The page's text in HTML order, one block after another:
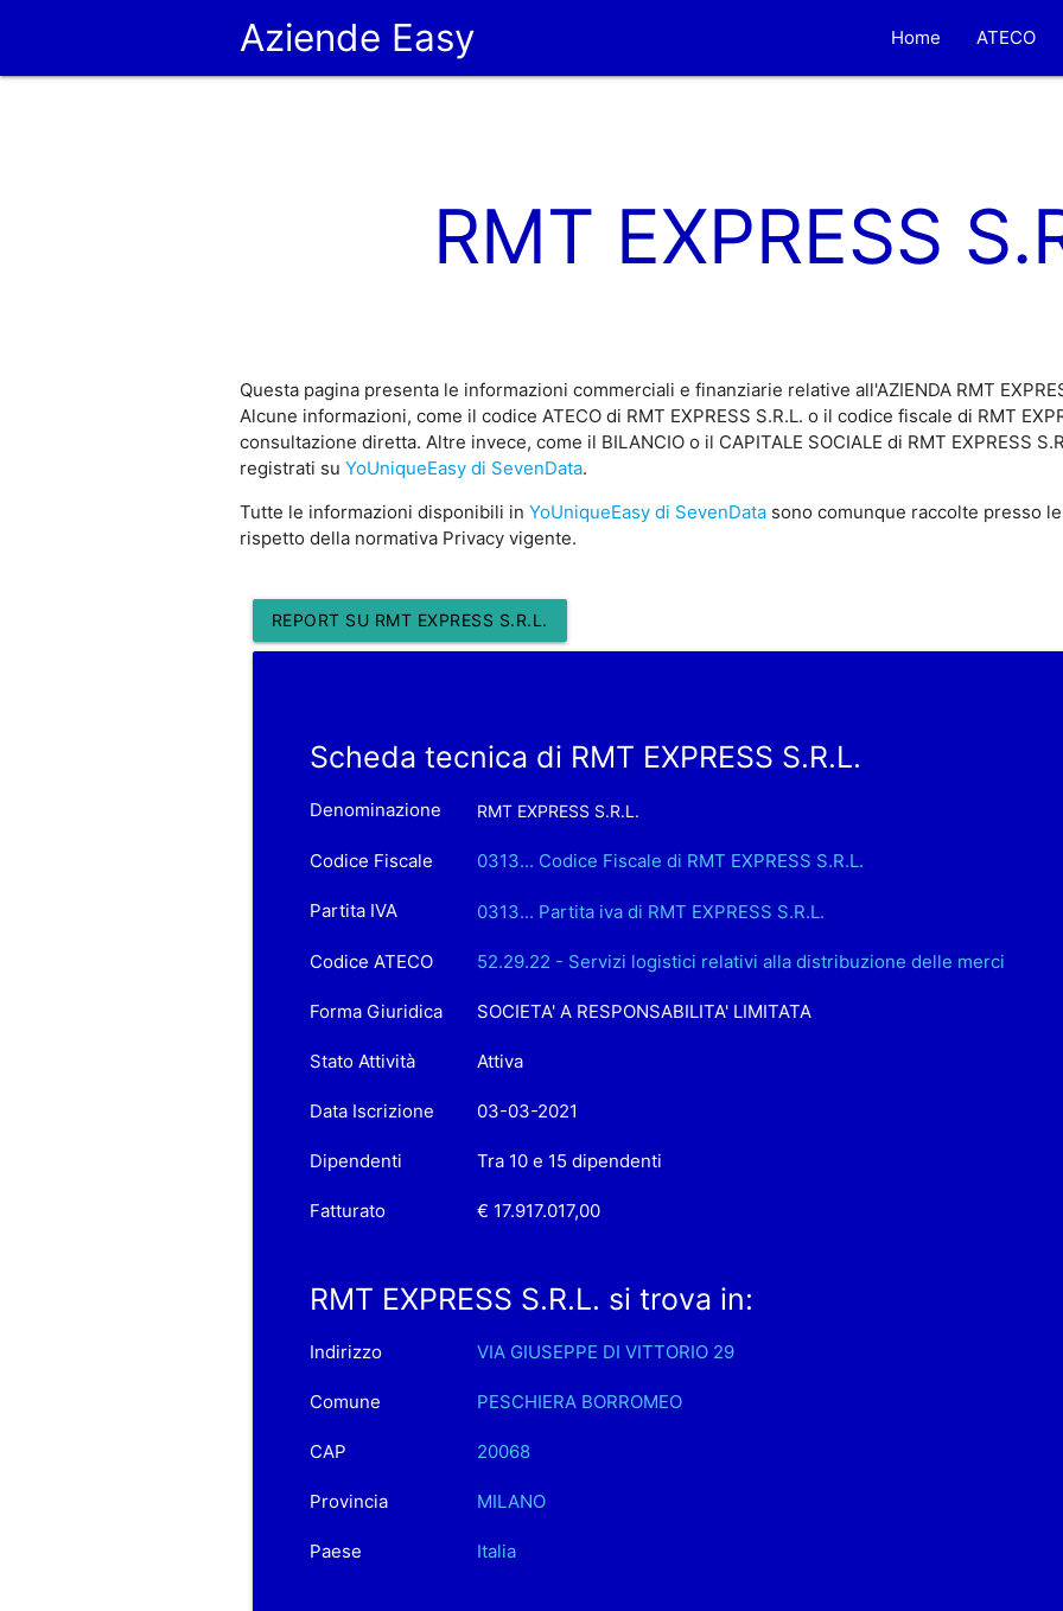
Aziende Easy Home ATECO
RMT EXPRESS
Questa pagina presenta le informazioni commerciali e finanziarie relative all'AZIENDA RMT
Alcune informazioni, come il codice ATECO di RMT EXPRESS S.R.L. o il codice fiscale di RMT
consultazione diretta. Altre invece, come il BILANCIO o il CAPITALE SOCIALE di RMT EXPRESS
registrati su YoUniqueEasy di SevenData.
Tutte le informazioni disponibili in YoUniqueEasy di SevenDatasono comunque raccolte presso
rispetto della normativa Privacy vigente.
REPORT SU RMT EXPRESS S.R.L.
Scheda tecnica di RMT EXPRESS S.R.L.
Denominazione RMT EXPRESS S.R.L.
Codice Fiscale 0313... Codice Fiscale di RMT EXPRESS S.R.L.
Partita IVA 0313... Partita iva di RMT EXPRESS S.R.L.
Codice ATECO 52.29.22 - Servizi logistici relativi alla distribuzione delle merci
Forma Giuridica SOCIETA' A RESPONSABILITA' LIMITATA
Stato Attività Attiva
Data Iscrizione 03-03-2021
Dipendenti Tra 10 e 15 dipendenti
Fatturato € 17.917.017,00
RMT EXPRESS S.R.L. si trova in:
Indirizzo VIA GIUSEPPE DI VITTORIO 29
Comune PESCHIERA BORROMEO
CAP 20068
Provincia MILANO
Paese Italia